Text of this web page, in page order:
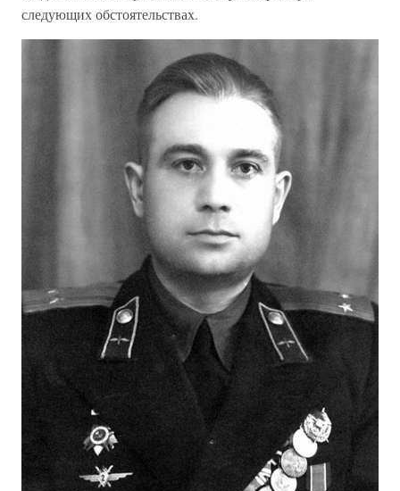
следующих обстоятельствах.